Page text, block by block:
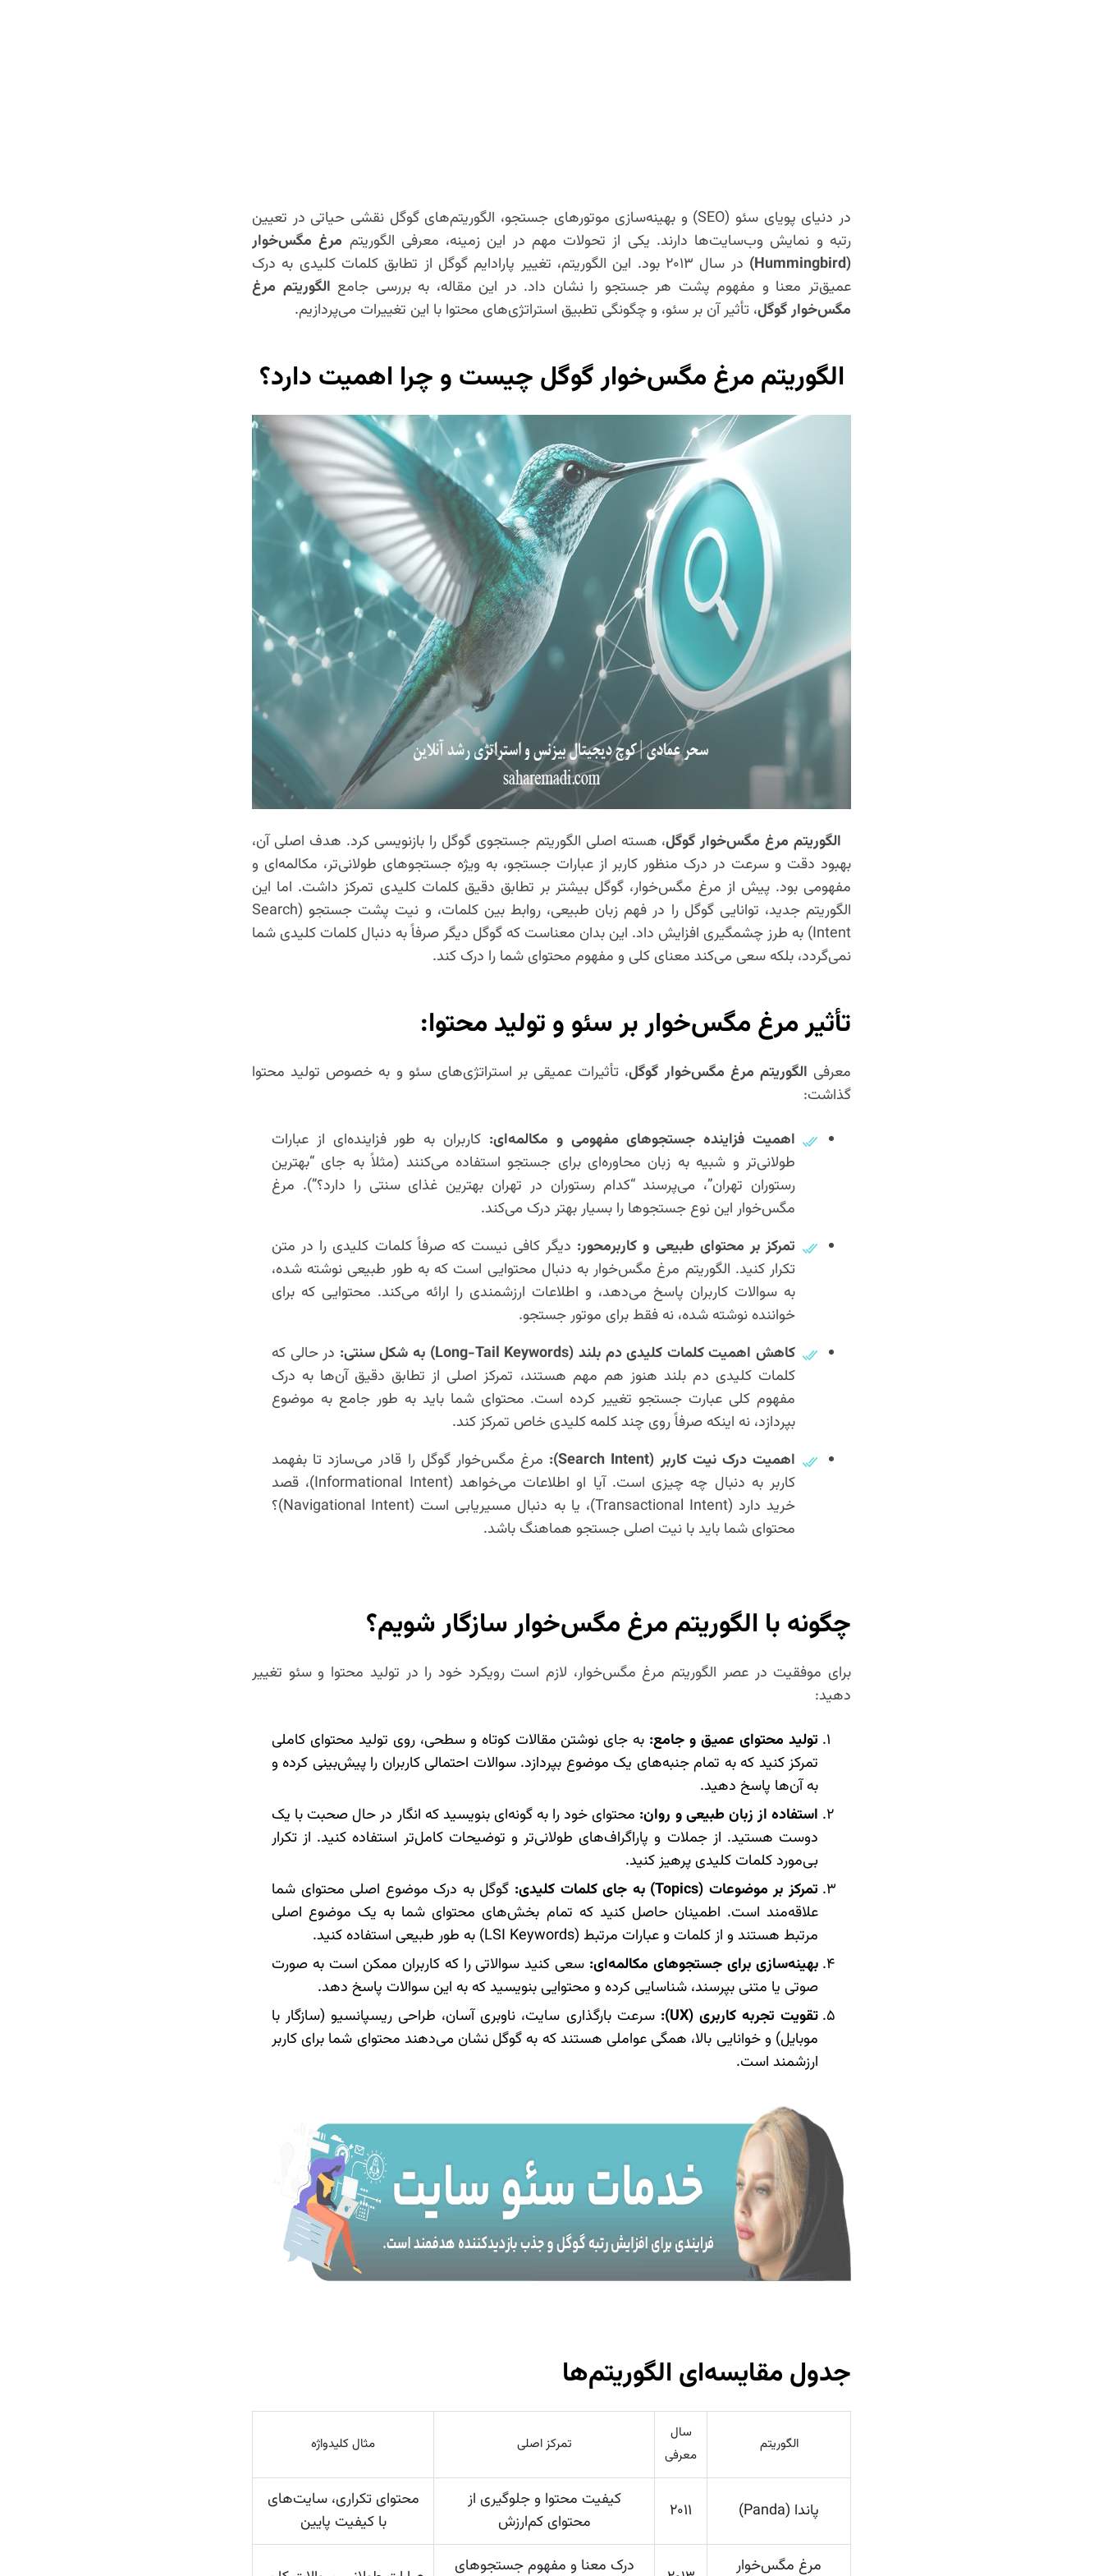
در دنیای پویای سئو (SEO) و بهینه‌سازی موتورهای جستجو، الگوریتم‌های گوگل نقشی حیاتی در تعیین
رتبه و نمایش وب‌سایت‌ها دارند. یکی از تحولات مهم در این زمینه، معرفی الگوریتم مرغ مگس‌خوار
(Hummingbird)
در سال ۲۰۱۳ بود. این الگوریتم، تغییر پارادایم گوگل از تطابق کلمات کلیدی به درک
عمیق‌تر معنا و مفهوم پشت هر جستجو را نشان داد. در این مقاله، به بررسی جامع الگوریتم مرغ
مگس‌خوار گوگل، تأثیر آن بر سئو، و چگونگی تطبیق استراتژی‌های محتوا با این تغییرات می‌پردازیم.
الگوریتم مرغ مگس‌خوار گوگل چیست و چرا اهمیت دارد؟
الگوریتم مرغ مگس‌خوار گوگل، هسته اصلی الگوریتم جستجوی گوگل را بازنویسی کرد. هدف اصلی آن،
بهبود دقت و سرعت در درک منظور کاربر از عبارات جستجو، به ویژه جستجوهای طولانی‌تر، مکالمه‌ای و
مفهومی بود. پیش از مرغ مگس‌خوار، گوگل بیشتر بر تطابق دقیق کلمات کلیدی تمرکز داشت. اما این
الگوریتم جدید، توانایی گوگل را در فهم زبان طبیعی، روابط بین کلمات، و نیت پشت جستجو (Search
Intent) به طرز چشمگیری افزایش داد. این بدان معناست که گوگل دیگر صرفاً به دنبال کلمات کلیدی شما
نمی‌گردد، بلکه سعی می‌کند معنای کلی و مفهوم محتوای شما را درک کند.
تأثیر مرغ مگس‌خوار بر سئو و تولید محتوا:
معرفی الگوریتم مرغ مگس‌خوار گوگل، تأثیرات عمیقی بر استراتژی‌های سئو و به خصوص تولید محتوا
گذاشت:
اهمیت فزاینده جستجوهای مفهومی و مکالمه‌ای: کاربران به طور فزاینده‌ای از عبارات
طولانی‌تر و شبیه به زبان محاوره‌ای برای جستجو استفاده می‌کنند (مثلاً به جای “بهترین
رستوران تهران”، می‌پرسند “کدام رستوران در تهران بهترین غذای سنتی را دارد؟”). مرغ
مگس‌خوار این نوع جستجوها را بسیار بهتر درک می‌کند.
تمرکز بر محتوای طبیعی و کاربرمحور: دیگر کافی نیست که صرفاً کلمات کلیدی را در متن
تکرار کنید. الگوریتم مرغ مگس‌خوار به دنبال محتوایی است که به طور طبیعی نوشته شده،
به سوالات کاربران پاسخ می‌دهد، و اطلاعات ارزشمندی را ارائه می‌کند. محتوایی که برای
خواننده نوشته شده، نه فقط برای موتور جستجو.
کاهش اهمیت کلمات کلیدی دم بلند (Long-Tail Keywords) به شکل سنتی:
در حالی که
کلمات کلیدی دم بلند هنوز هم مهم هستند، تمرکز اصلی از تطابق دقیق آن‌ها به درک
مفهوم کلی عبارت جستجو تغییر کرده است. محتوای شما باید به طور جامع به موضوع
بپردازد، نه اینکه صرفاً روی چند کلمه کلیدی خاص تمرکز کند.
اهمیت درک نیت کاربر (Search Intent):
مرغ مگس‌خوار گوگل را قادر می‌سازد تا بفهمد
کاربر به دنبال چه چیزی است. آیا او اطلاعات می‌خواهد (Informational Intent)، قصد
خرید دارد (Transactional Intent)، یا به دنبال مسیریابی است (Navigational Intent)؟
محتوای شما باید با نیت اصلی جستجو هماهنگ باشد.
چگونه با الگوریتم مرغ مگس‌خوار سازگار شویم؟
برای موفقیت در عصر الگوریتم مرغ مگس‌خوار، لازم است رویکرد خود را در تولید محتوا و سئو تغییر
دهید:
تولید محتوای عمیق و جامع: به جای نوشتن مقالات کوتاه و سطحی، روی تولید محتوای کاملی
تمرکز کنید که به تمام جنبه‌های یک موضوع بپردازد. سوالات احتمالی کاربران را پیش‌بینی کرده و
به آن‌ها پاسخ دهید.
استفاده از زبان طبیعی و روان: محتوای خود را به گونه‌ای بنویسید که انگار در حال صحبت با یک
دوست هستید. از جملات و پاراگراف‌های طولانی‌تر و توضیحات کامل‌تر استفاده کنید. از تکرار
بی‌مورد کلمات کلیدی پرهیز کنید.
تمرکز بر موضوعات (Topics) به جای کلمات کلیدی:
گوگل به درک موضوع اصلی محتوای شما
علاقه‌مند است. اطمینان حاصل کنید که تمام بخش‌های محتوای شما به یک موضوع اصلی
مرتبط هستند و از کلمات و عبارات مرتبط (LSI Keywords) به طور طبیعی استفاده کنید.
بهینه‌سازی برای جستجوهای مکالمه‌ای: سعی کنید سوالاتی را که کاربران ممکن است به صورت
صوتی یا متنی بپرسند، شناسایی کرده و محتوایی بنویسید که به این سوالات پاسخ دهد.
تقویت تجربه کاربری (UX):
سرعت بارگذاری سایت، ناوبری آسان، طراحی ریسپانسیو (سازگار با
موبایل) و خوانایی بالا، همگی عواملی هستند که به گوگل نشان می‌دهند محتوای شما برای کاربر
ارزشمند است.
جدول مقایسه‌ای الگوریتم‌ها
الگوریتم
سال
معرفی
تمرکز اصلی مثال کلیدواژه
پاندا (Panda) ۲۰۱۱
کیفیت محتوا و جلوگیری از
محتوای کم‌ارزش
محتوای تکراری، سایت‌های
با کیفیت پایین
مرغ مگس‌خوار
درک معنا و مفهوم جستجوهای